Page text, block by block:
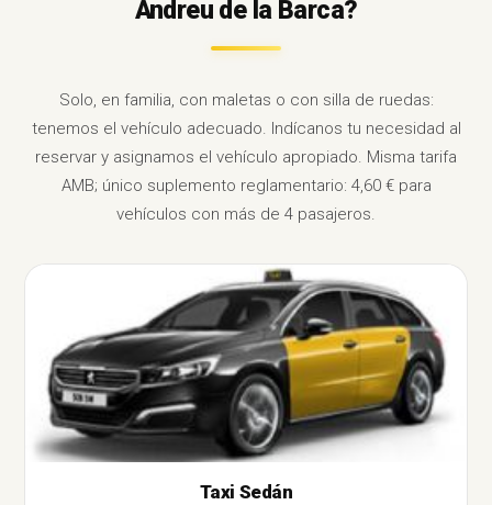
Andreu de la Barca?
Solo, en familia, con maletas o con silla de ruedas:
tenemos el vehículo adecuado. Indícanos tu necesidad al
reservar y asignamos el vehículo apropiado. Misma tarifa
AMB; único suplemento reglamentario: 4,60 € para
vehículos con más de 4 pasajeros.
Taxi Sedán